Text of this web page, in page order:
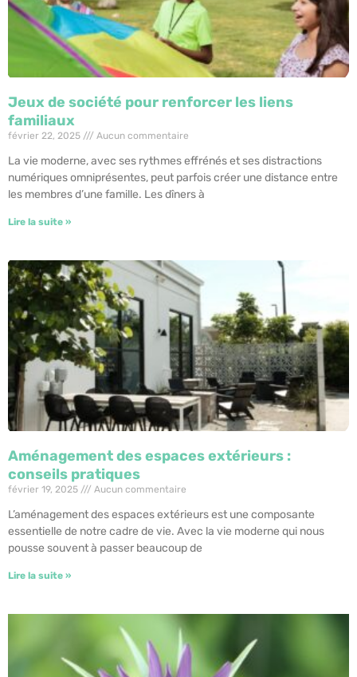
Jeux de société pour renforcer les liens
familiaux
février 22, 2025 Aucun commentaire
La vie moderne, avec ses rythmes effrénés et ses distractions
numériques omniprésentes, peut parfois créer une distance entre
les membres d’une famille. Les dîners à
Lire la suite »
Aménagement des espaces extérieurs :
conseils pratiques
février 19, 2025 Aucun commentaire
L’aménagement des espaces extérieurs est une composante
essentielle de notre cadre de vie. Avec la vie moderne qui nous
pousse souvent à passer beaucoup de
Lire la suite »